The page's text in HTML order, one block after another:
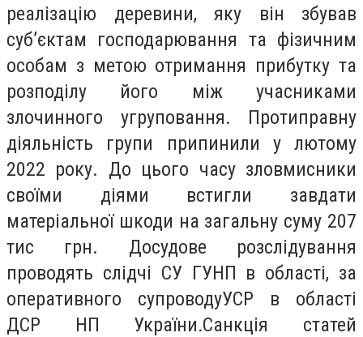
реалізацію деревини, яку він збував
суб’єктам господарювання та фізичним
особам з метою отримання прибутку та
розподілу його між учасниками
злочинного угруповання. Протиправну
діяльність групи припинили у лютому
2022 року. До цього часу зловмисники
своїми діями встигли завдати
матеріальної шкоди на загальну суму 207
тис грн. Досудове розслідування
проводять слідчі СУ ГУНП в області, за
оперативного супроводуУСР в області
ДСР НП України.Санкція статей